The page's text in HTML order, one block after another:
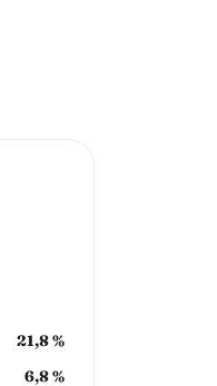
21,8 %
6,8 %